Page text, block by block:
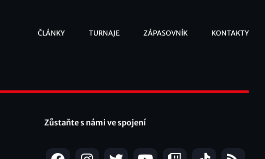
ČLÁNKY TURNAJE ZÁPASOVNÍK KONTAKTY
Zůstaňte s námi ve spojení